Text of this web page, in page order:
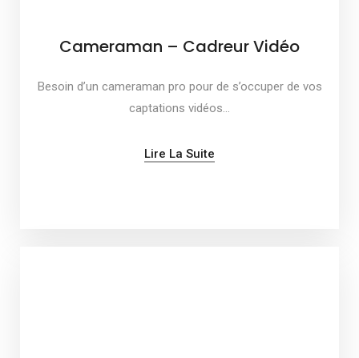
Cameraman – Cadreur Vidéo
Besoin d’un cameraman pro pour de s’occuper de vos
captations vidéos…
Lire La Suite